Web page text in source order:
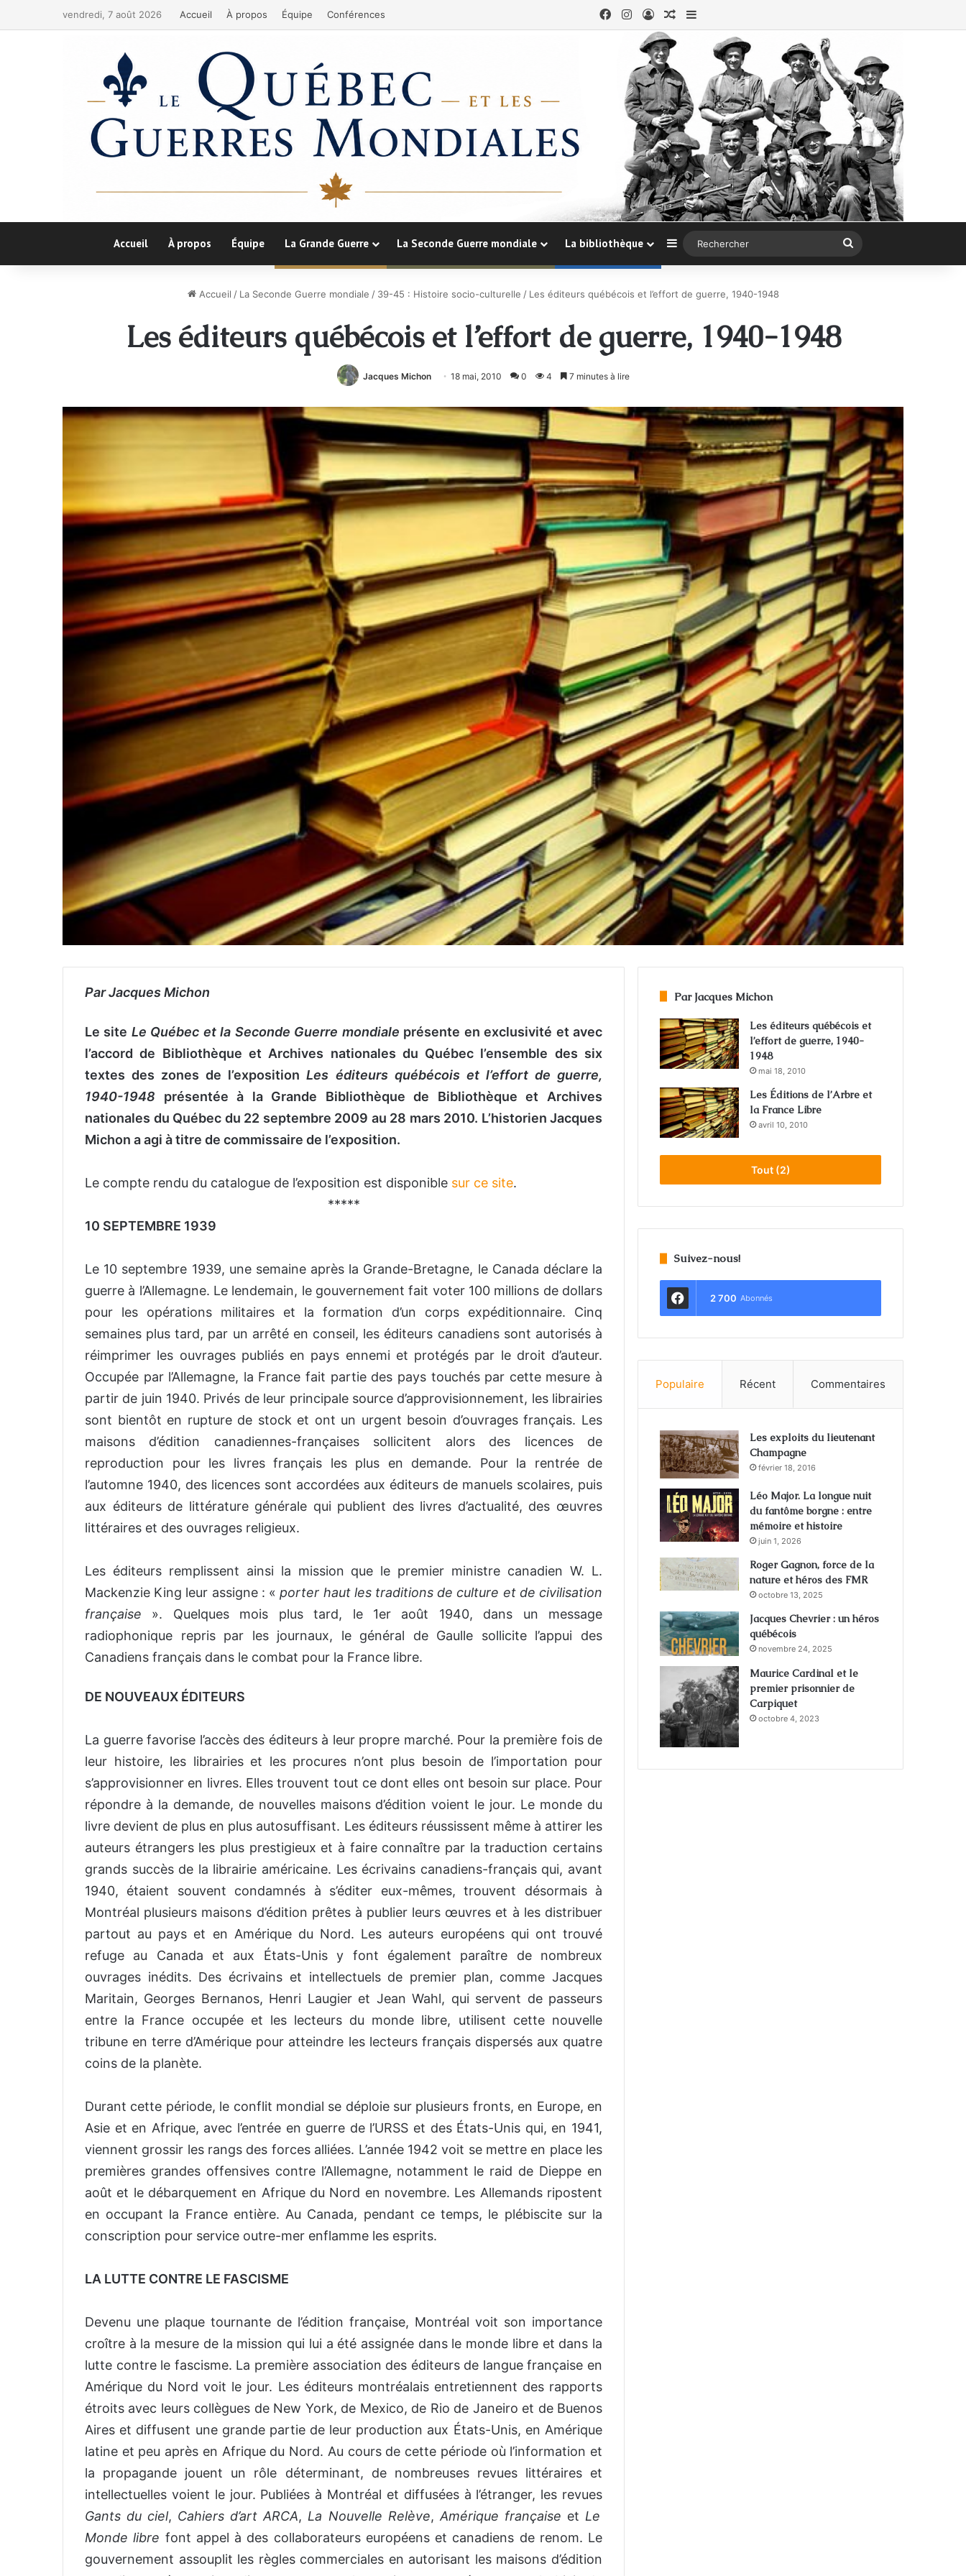
vendredi, 7 août 2026 Accueil À propos Équipe Conférences Facebook
InstagramConnexion
Article au hasard
Sidebar (barre latérale)
Accueil À propos Équipe La Grande Guerre La Seconde Guerre mondiale La bibliothèque Sidebar (barre latérale)
Accueil / La Seconde Guerre mondiale / 39-45 : Histoire socio-culturelle / Les éditeurs québécois et l’effort de guerre, 1940-1948
Les éditeurs québécois et l’effort de guerre, 1940-1948
Jacques Michon 18 mai, 2010 0 4 7 minutes à lire
Par Jacques Michon
Le site Le Québec et la Seconde Guerre mondiale présente en exclusivité et avec
l’accord de Bibliothèque et Archives nationales du Québec l’ensemble des six
textes des zones de l’expositionLes éditeurs québécois et l’effort de guerre,
1940-1948 présentée à la Grande Bibliothèque de Bibliothèque et Archives
nationales du Québec du 22 septembre 2009 au 28 mars 2010. L’historien Jacques
Michon a agi à titre de commissaire de l’exposition.
Le compte rendu du catalogue de l’exposition est disponible sur ce site.
*****
10 SEPTEMBRE 1939
Le 10 septembre 1939, une semaine après la Grande-Bretagne, le Canada déclare la
guerre à l’Allemagne. Le lendemain, le gouvernement fait voter 100 millions de dollars
pour les opérations militaires et la formation d’un corps expéditionnaire. Cinq
semaines plus tard, par un arrêté en conseil, les éditeurs canadiens sont autorisés à
réimprimer les ouvrages publiés en pays ennemi et protégés par le droit d’auteur.
Occupée par l’Allemagne, la France fait partie des pays touchés par cette mesure à
partir de juin 1940. Privés de leur principale source d’approvisionnement, les librairies
sont bientôt en rupture de stock et ont un urgent besoin d’ouvrages français. Les
maisons d’édition canadiennes-françaises sollicitent alors des licences de
reproduction pour les livres français les plus en demande. Pour la rentrée de
l’automne 1940, des licences sont accordées aux éditeurs de manuels scolaires, puis
aux éditeurs de littérature générale qui publient des livres d’actualité, des œuvres
littéraires et des ouvrages religieux.
Les éditeurs remplissent ainsi la mission que le premier ministre canadien W. L.
Mackenzie King leur assigne : «porter haut les traditions de culture et de civilisation
française ». Quelques mois plus tard, le 1er août 1940, dans un message
radiophonique repris par les journaux, le général de Gaulle sollicite l’appui des
Canadiens français dans le combat pour la France libre.
DE NOUVEAUX ÉDITEURS
La guerre favorise l’accès des éditeurs à leur propre marché. Pour la première fois de
leur histoire, les librairies et les procures n’ont plus besoin de l’importation pour
s’approvisionner en livres. Elles trouvent tout ce dont elles ont besoin sur place. Pour
répondre à la demande, de nouvelles maisons d’édition voient le jour. Le monde du
livre devient de plus en plus autosuffisant. Les éditeurs réussissent même à attirer les
auteurs étrangers les plus prestigieux et à faire connaître par la traduction certains
grands succès de la librairie américaine. Les écrivains canadiens-français qui, avant
1940, étaient souvent condamnés à s’éditer eux-mêmes, trouvent désormais à
Montréal plusieurs maisons d’édition prêtes à publier leurs œuvres et à les distribuer
partout au pays et en Amérique du Nord. Les auteurs européens qui ont trouvé
refuge au Canada et aux États-Unis y font également paraître de nombreux
ouvrages inédits. Des écrivains et intellectuels de premier plan, comme Jacques
Maritain, Georges Bernanos, Henri Laugier et Jean Wahl, qui servent de passeurs
entre la France occupée et les lecteurs du monde libre, utilisent cette nouvelle
tribune en terre d’Amérique pour atteindre les lecteurs français dispersés aux quatre
coins de la planète.
Durant cette période, le conflit mondial se déploie sur plusieurs fronts, en Europe, en
Asie et en Afrique, avec l’entrée en guerre de l’URSS et des États-Unis qui, en 1941,
viennent grossir les rangs des forces alliées. L’année 1942 voit se mettre en place les
premières grandes offensives contre l’Allemagne, notamment le raid de Dieppe en
août et le débarquement en Afrique du Nord en novembre. Les Allemands ripostent
en occupant la France entière. Au Canada, pendant ce temps, le plébiscite sur la
conscription pour service outre-mer enflamme les esprits.
LA LUTTE CONTRE LE FASCISME
Devenu une plaque tournante de l’édition française, Montréal voit son importance
croître à la mesure de la mission qui lui a été assignée dans le monde libre et dans la
lutte contre le fascisme. La première association des éditeurs de langue française en
Amérique du Nord voit le jour. Les éditeurs montréalais entretiennent des rapports
étroits avec leurs collègues de New York, de Mexico, de Rio de Janeiro et de Buenos
Aires et diffusent une grande partie de leur production aux États-Unis, en Amérique
latine et peu après en Afrique du Nord. Au cours de cette période où l’information et
la propagande jouent un rôle déterminant, de nombreuses revues littéraires et
intellectuelles voient le jour. Publiées à Montréal et diffusées à l’étranger, les revues
Gants du ciel, Cahiers d’art ARCA, La Nouvelle Relève, Amérique française et Le
Monde libre font appel à des collaborateurs européens et canadiens de renom. Le
gouvernement assouplit les règles commerciales en autorisant les maisons d’édition
Par Jacques Michon
Les éditeurs québécois et
l’effort de guerre, 1940-
1948
mai 18, 2010
Les Éditions de l’Arbre et
la France Libre
avril 10, 2010
Tout (2)
Suivez-nous!
2 700 Abonnés
Populaire Récent Commentaires
Les exploits du lieutenant
Champagne
février 18, 2016
Léo Major. La longue nuit
du fantôme borgne : entre
mémoire et histoire
juin 1, 2026
Roger Gagnon, force de la
nature et héros des FMR
octobre 13, 2025
Jacques Chevrier : un héros
québécois
novembre 24, 2025
Maurice Cardinal et le
premier prisonnier de
Carpiquet
octobre 4, 2023